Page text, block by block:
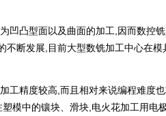
凹凸型面以及曲面的加工,因而数控
断发展,目前大型数铣加工中心在模
工精度较高,而且相对来说编程难度
模中的镶块、滑块,电火花加工用电极